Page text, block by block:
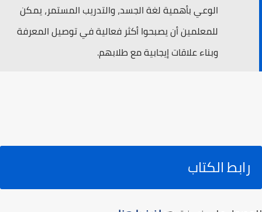
الوعي بأهمية لغة الجسد، والتدريب المستمر، يمكن
للمعلمين أن يصبحوا أكثر فعالية في توصيل المعرفة
وبناء علاقات إيجابية مع طلابهم.
رابط الكتاب